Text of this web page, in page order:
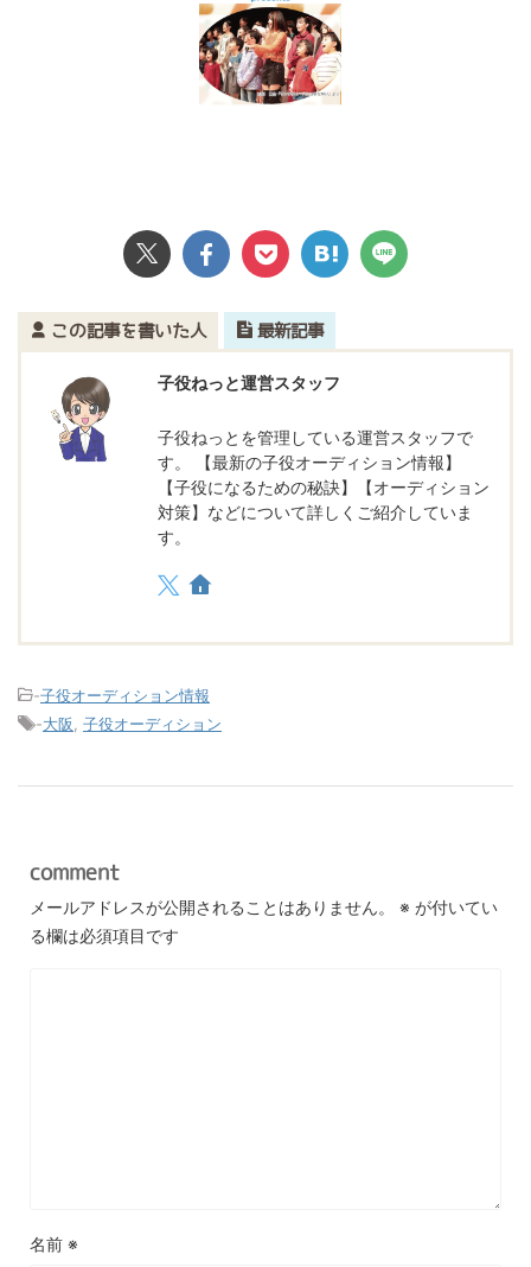
この記事を書いた人 最新記事
子役ねっと運営スタッフ
子役ねっとを管理している運営スタッフで
す。 【最新の子役オーディション情報】
【子役になるための秘訣】【オーディション
対策】などについて詳しくご紹介していま
す。
-子役オーディション情報
-大阪 子役オーディション
comment
メールアドレスが公開されることはありません。 ※ が付いてい
る欄は必須項目です
名前 ※